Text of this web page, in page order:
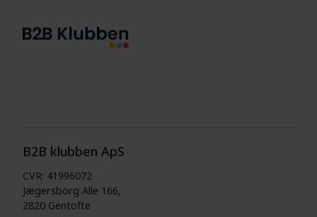
B2B klubben ApS
CVR: 41996072
Jægersborg Alle 166,
2820 Gentofte